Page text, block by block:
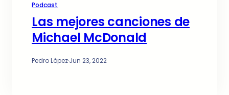
Podcast
Las mejores canciones de
Michael McDonald
Pedro López·Jun 23, 2022